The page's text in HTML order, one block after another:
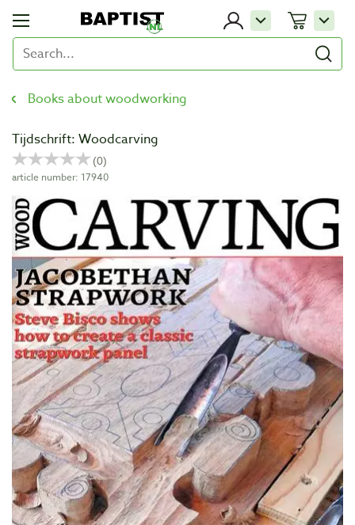
Books about woodworking
Tijdschrift: Woodcarving
article number: 17940